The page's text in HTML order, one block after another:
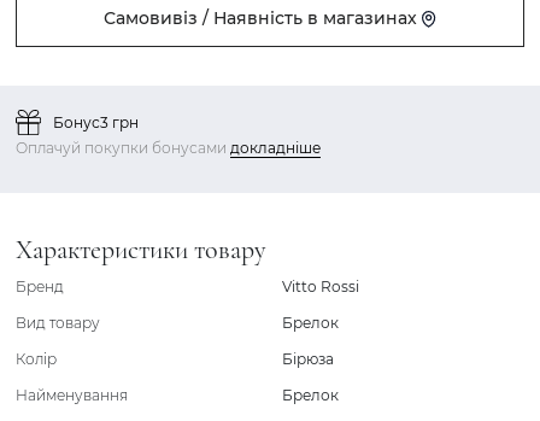
Самовивіз / Наявність в магазинах
Бонус3 грн
Оплачуй покупки бонусами докладніше
Характеристики товару
Бренд
Vitto Rossi
Вид товару
Брелок
Колір
Бірюза
Найменування
Брелок